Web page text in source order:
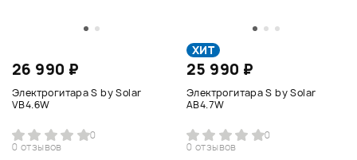
26 990 ₽
Электрогитара S by Solar
VB4.6W
0
0 отзывов
ХИТ
25 990 ₽
Электрогитара S by Solar
AB4.7W
0
0 отзывов